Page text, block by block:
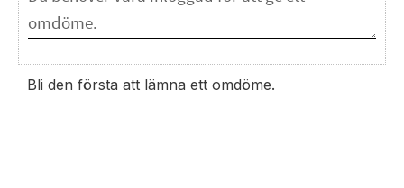
Bli den första att lämna ett omdöme.